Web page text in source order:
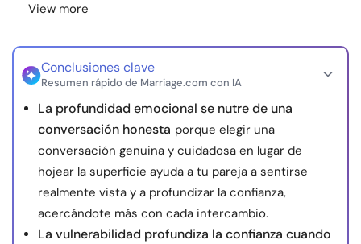
View more
Conclusiones clave
Resumen rápido de Marriage.com con IA
La profundidad emocional se nutre de una
conversación honesta porque elegir una
conversación genuina y cuidadosa en lugar de
hojear la superficie ayuda a tu pareja a sentirse
realmente vista y a profundizar la confianza,
acercándote más con cada intercambio.
La vulnerabilidad profundiza la confianza cuando